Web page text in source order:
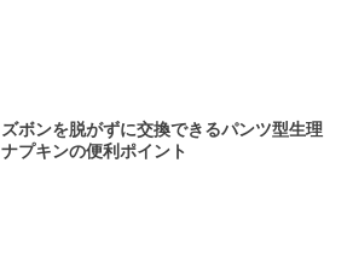
ズボンを脱がずに交換できるパンツ型生理
ナプキンの便利ポイント